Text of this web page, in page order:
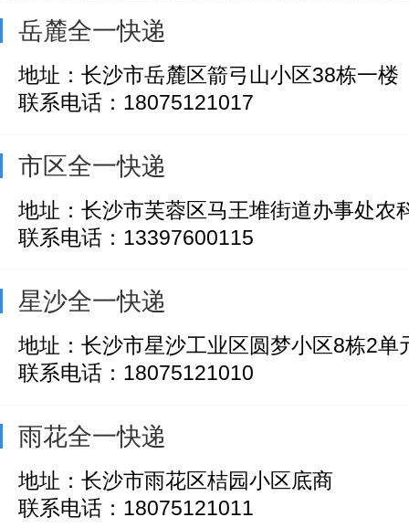
岳麓全一快递
地址：长沙市岳麓区箭弓山小区38栋一楼
联系电话：18075121017
市区全一快递
地址：长沙市芙蓉区马王堆街道办事处农
联系电话：13397600115
星沙全一快递
地址：长沙市星沙工业区圆梦小区8栋2单
联系电话：18075121010
雨花全一快递
地址：长沙市雨花区桔园小区底商
联系电话：18075121011